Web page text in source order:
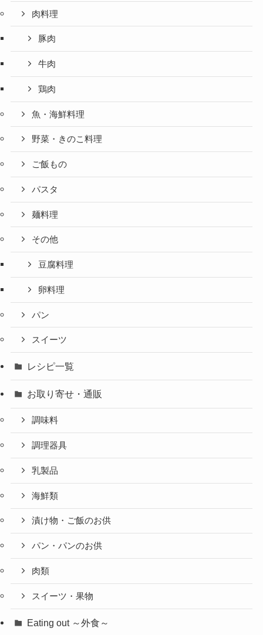
肉料理
豚肉
牛肉
鶏肉
魚・海鮮料理
野菜・きのこ料理
ご飯もの
パスタ
麺料理
その他
豆腐料理
卵料理
パン
スイーツ
レシピ一覧
お取り寄せ・通販
調味料
調理器具
乳製品
海鮮類
漬け物・ご飯のお供
パン・パンのお供
肉類
スイーツ・果物
Eating out ～外食～